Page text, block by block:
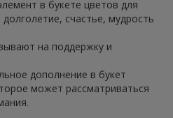
в букете цветов для
счастье, мудрость
на поддержку и
дополнение в букет
может рассматриваться